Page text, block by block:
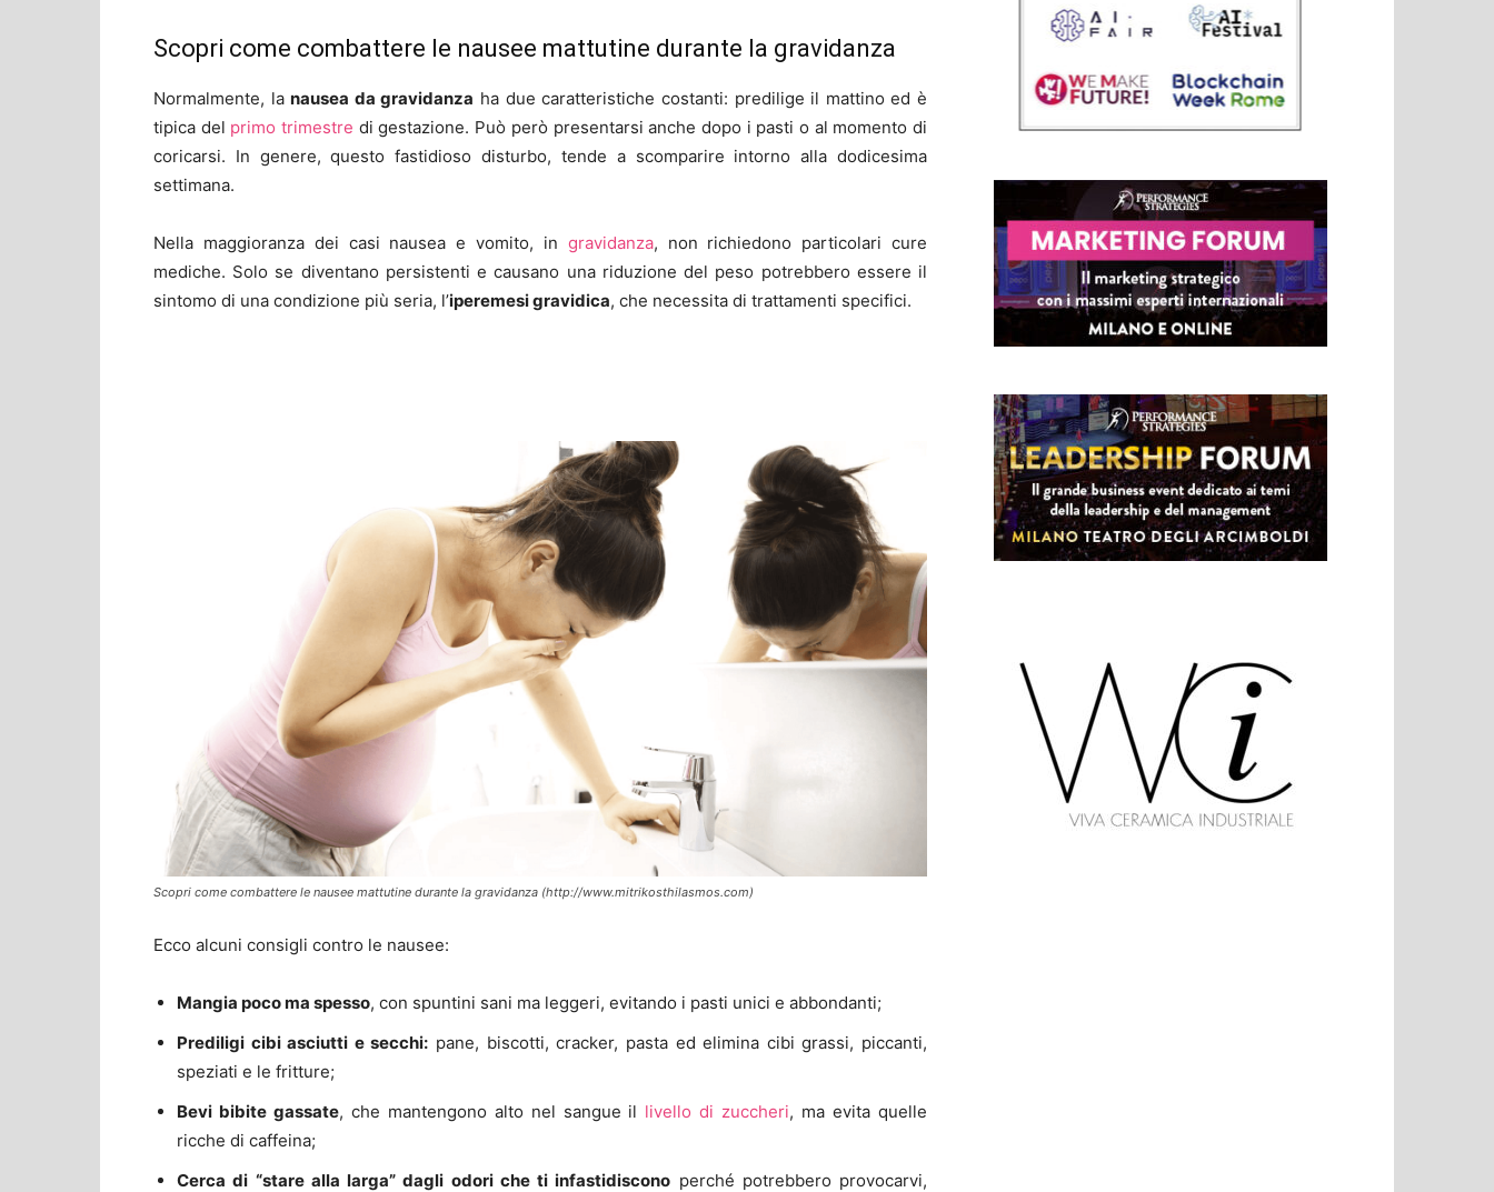
Scopri come combattere le nausee mattutine durante la gravidanza
Normalmente, lanausea da gravidanza ha due caratteristiche costanti: predilige il mattino ed è
tipica del primo trimestre di gestazione. Può però presentarsi anche dopo i pasti o al momento di
coricarsi. In genere, questo fastidioso disturbo, tende a scomparire intorno alla dodicesima
settimana.
Nella maggioranza dei casi nausea e vomito, in gravidanza, non richiedono particolari cure
mediche. Solo se diventano persistenti e causano una riduzione del peso potrebbero essere il
sintomo di una condizione più seria, l’iperemesi gravidica, che necessita di trattamenti specifici.
Scopri come combattere le nausee mattutine durante la gravidanza (http://www.mitrikosthilasmos.com)
Ecco alcuni consigli contro le nausee:
Mangia poco ma spesso, con spuntini sani ma leggeri, evitando i pasti unici e abbondanti;
Prediligi cibi asciutti e secchi: pane, biscotti, cracker, pasta ed elimina cibi grassi, piccanti,
speziati e le fritture;
Bevi bibite gassate, che mantengono alto nel sangue il livello di zuccheri, ma evita quelle
ricche di caffeina;
Cerca di “stare alla larga” dagli odori che ti infastidiscono perché potrebbero provocarvi,